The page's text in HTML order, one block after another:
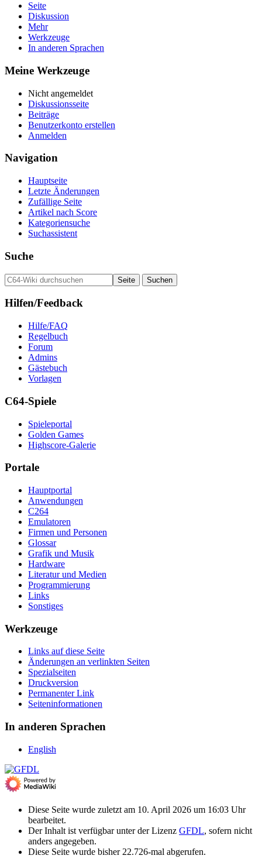
Seite
Diskussion
Mehr
Werkzeuge
In anderen Sprachen
Meine Werkzeuge
Nicht angemeldet
Diskussionsseite
Beiträge
Benutzerkonto erstellen
Anmelden
Navigation
Hauptseite
Letzte Änderungen
Zufällige Seite
Artikel nach Score
Kategoriensuche
Suchassistent
Suche
Hilfen/Feedback
Hilfe/FAQ
Regelbuch
Forum
Admins
Gästebuch
Vorlagen
C64-Spiele
Spieleportal
Golden Games
Highscore-Galerie
Portale
Hauptportal
Anwendungen
C264
Emulatoren
Firmen und Personen
Glossar
Grafik und Musik
Hardware
Literatur und Medien
Programmierung
Links
Sonstiges
Werkzeuge
Links auf diese Seite
Änderungen an verlinkten Seiten
Spezialseiten
Druckversion
Permanenter Link
Seiten­­informationen
In anderen Sprachen
English
Diese Seite wurde zuletzt am 10. April 2026 um 16:03 Uhr
bearbeitet.
Der Inhalt ist verfügbar unter der Lizenz GFDL, sofern nicht
anders angegeben.
Diese Seite wurde bisher 22.726-mal abgerufen.